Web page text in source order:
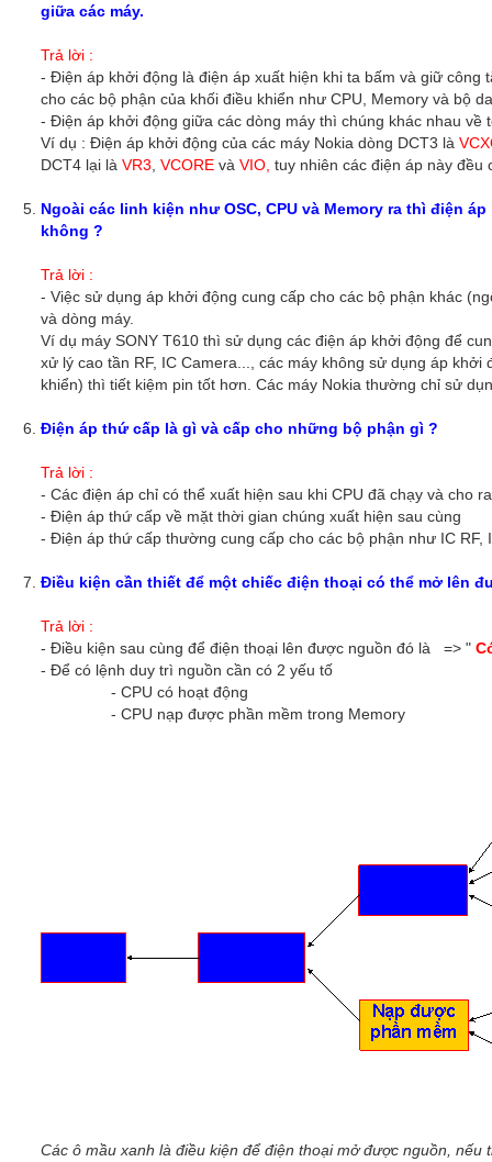
giữa các máy.
Trả lời :
- Điện áp khởi động là điện áp xuất hiện khi ta bấm và giữ
cho các bộ phận của khối điều khiển như CPU, Memory và bộ
- Điện áp khởi động giữa các dòng máy thì chúng khác nhau
Ví dụ : Điện áp khởi động của các máy Nokia dòng DCT3 là
DCT4 lại là VR3, VCORE và VIO, tuy nhiên các điện áp này đều
Ngoài các linh kiện như OSC, CPU và Memory ra thì điện
không ?
Trả lời :
- Việc sử dụng áp khởi động cung cấp cho các bộ phận khác
và dòng máy.
Ví dụ máy SONY T610 thì sử dụng các điện áp khởi động để
xử lý cao tần RF, IC Camera..., các máy không sử dụng áp
khiển) thì tiết kiệm pin tốt hơn. Các máy Nokia thường chỉ sử
Điện áp thứ cấp là gì và cấp cho những bộ phận gì ?
Trả lời :
- Các điện áp chỉ có thể xuất hiện sau khi CPU đã chạy và cho
- Điện áp thứ cấp về mặt thời gian chúng xuất hiện sau cùng
- Điện áp thứ cấp thường cung cấp cho các bộ phận như IC RF,
Điều kiện cần thiết để một chiếc điện thoại có thể mở lên
Trả lời :
- Điều kiện sau cùng để điện thoại lên được nguồn đó là => "
- Để có lệnh duy trì nguồn cần có 2 yếu tố
- CPU có hoạt động
- CPU nạp được phần mềm trong Memory
Các ô mầu xanh là điều kiện để điện thoại mở được nguồn, nếu